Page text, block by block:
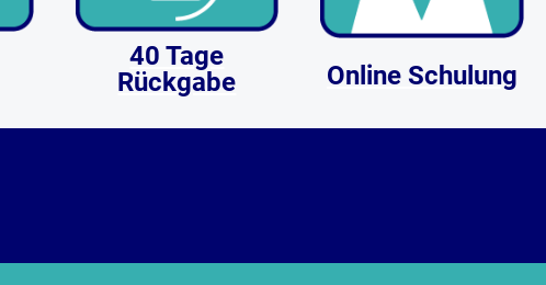
40 Tage
Rückgabe
Online Schulung